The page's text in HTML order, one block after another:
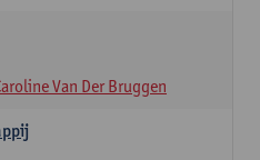
Van Der Bruggen